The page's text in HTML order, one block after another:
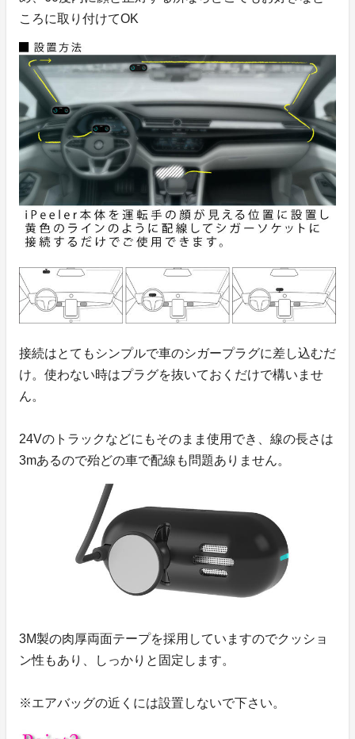
ころに取り付けてOK
接続はとてもシンプルで車のシガープラグに差し込むだ
け。使わない時はプラグを抜いておくだけで構いませ
ん。
24Vのトラックなどにもそのまま使用でき、線の長さは
3mあるので殆どの車で配線も問題ありません。
3M製の肉厚両面テープを採用していますのでクッショ
ン性もあり、しっかりと固定します。
※エアバッグの近くには設置しないで下さい。